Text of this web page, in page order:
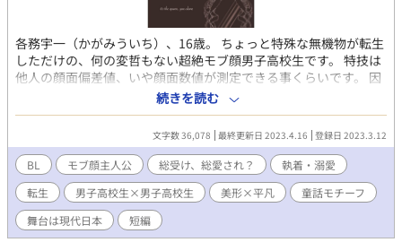
各務宇一（かがみういち）、16歳。 ちょっと特殊な無機物が転生
しただけの、何の変哲もない超絶モブ顔男子高校生です。 特技は
他人の顔面偏差値、いや顔面数値が測定できる事くらいです。 因
みに恋愛対象は女性。 よろしくお願いします。 ※ベースは白雪姫
のお話です。 ※転生キャラ、徐々に出てきます。 ※こちらの作品
はコメディ風味となっております。 ※ゆっくり更新です。 ※表紙
絵は友人の青氏に描いていただきました。
続きを読む
文字数 36,078 最終更新日 2023.4.16 登録日 2023.3.12
BL モブ顔主人公 総受け、総愛され？
執着・溺愛
転生
男子高校生×男子高校生 美形×平凡
童話モチーフ
舞台は現代日本
短編